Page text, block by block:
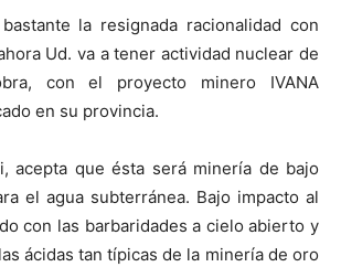
la resignada racionalidad con
Ud. va a tener actividad nuclear de
con el proyecto minero IVANA
en su provincia.
acepta que ésta será minería de bajo
el agua subterránea. Bajo impacto al
con las barbaridades a cielo abierto y
ácidas tan típicas de la minería de oro